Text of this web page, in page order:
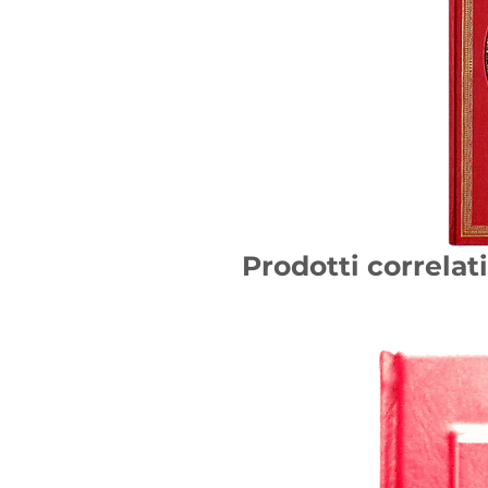
Prodotti correlati